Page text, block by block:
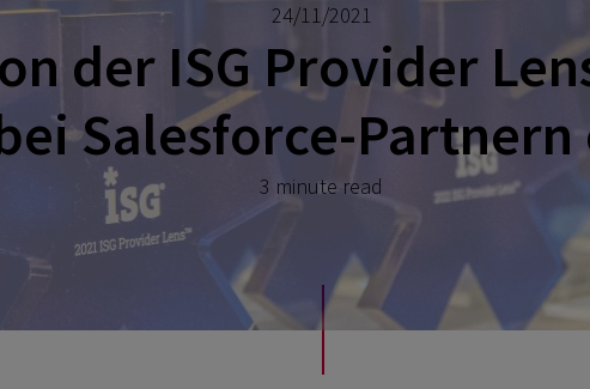
24/11/2021
der ISG Provider
Salesforce-
3 minute read